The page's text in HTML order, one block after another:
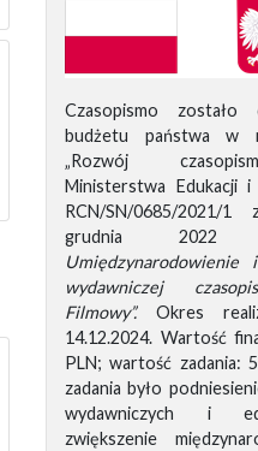
Czasopismo zostało
budżetu państwa w
„Rozwój
Ministerstwa Edukacji
RCN/SN/0685/2021/
grudnia 2022
wydawniczej
Filmowy”.Okres
14.12.2024. Wartość
PLN; wartość zadania:
zadania było
wydawniczych i
zwiększenie